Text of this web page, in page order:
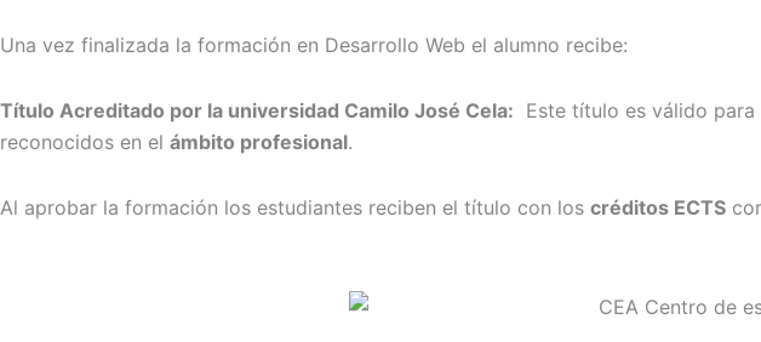
Una vez finalizada la formación en Desarrollo Web el alumno recibe:
Título Acreditado por la universidad Camilo José Cela: Este título es válido para
reconocidos en el ámbito profesional.
Al aprobar la formación los estudiantes reciben el título con los créditos ECTS